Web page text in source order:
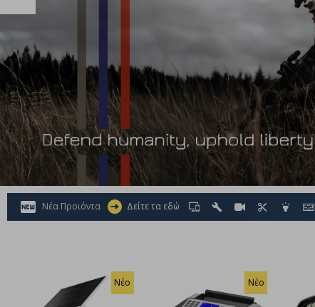
Νέα Προιόντα Δείτε τα εδώ
Νέο